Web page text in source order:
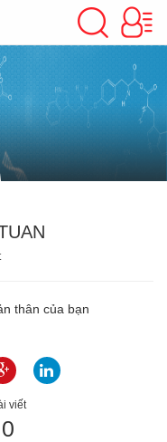
thân của bạn
viết
0